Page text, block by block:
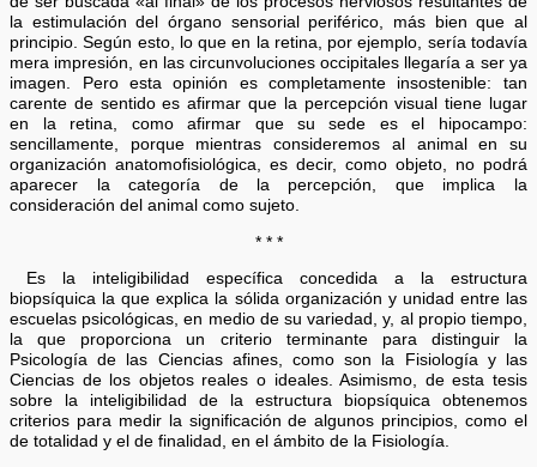
la estimulación del órgano sensorial periférico, más bien que al
principio. Según esto, lo que en la retina, por ejemplo, sería todavía
mera impresión, en las circunvoluciones occipitales llegaría a ser ya
imagen. Pero esta opinión es completamente insostenible: tan
carente de sentido es afirmar que la percepción visual tiene lugar
en la retina, como afirmar que su sede es el hipocampo:
sencillamente, porque mientras consideremos al animal en su
organización anatomofisiológica, es decir, como objeto, no podrá
aparecer la categoría de la percepción, que implica la
consideración del animal como sujeto.
* * *
Es la inteligibilidad específica concedida a la estructura
biopsíquica la que explica la sólida organización y unidad entre las
escuelas psicológicas, en medio de su variedad, y, al propio tiempo,
la que proporciona un criterio terminante para distinguir la
Psicología de las Ciencias afines, como son la Fisiología y las
Ciencias de los objetos reales o ideales. Asimismo, de esta tesis
sobre la inteligibilidad de la estructura biopsíquica obtenemos
criterios para medir la significación de algunos principios, como el
de totalidad y el de finalidad, en el ámbito de la Fisiología.